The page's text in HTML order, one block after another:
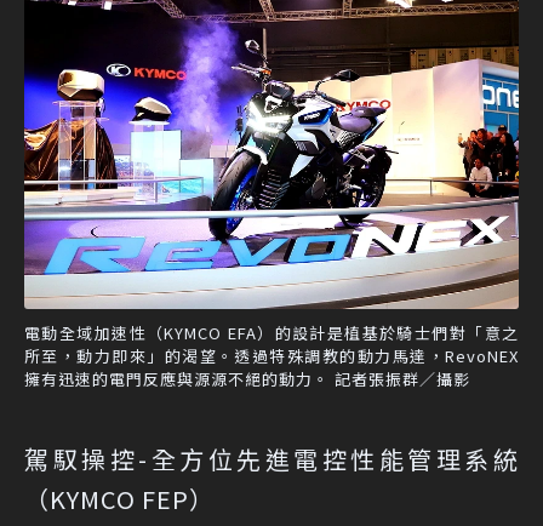
電動全域加速性（KYMCO EFA）的設計是植基於騎士們對「意之
所至，動力即來」的渴望。透過特殊調教的動力馬達，RevoNEX
擁有迅速的電門反應與源源不絕的動力。 記者張振群／攝影
駕馭操控-全方位先進電控性能管理系統
（KYMCO FEP）